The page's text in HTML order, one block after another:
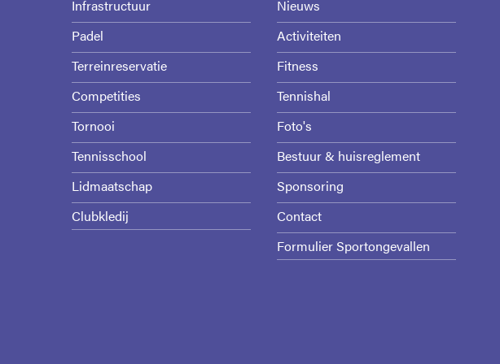
Infrastructuur
Padel
Terreinreservatie
Competities
Tornooi
Tennisschool
Lidmaatschap
Clubkledij
Nieuws
Activiteiten
Fitness
Tennishal
Foto's
Bestuur & huisreglement
Sponsoring
Contact
Formulier Sportongevallen